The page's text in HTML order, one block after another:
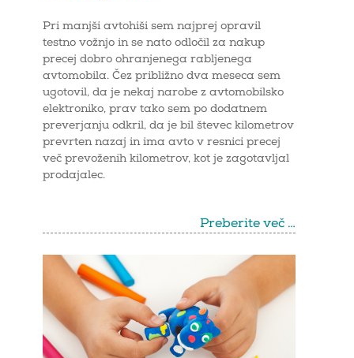
Pri manjši avtohiši sem najprej opravil
testno vožnjo in se nato odločil za nakup
precej dobro ohranjenega rabljenega
avtomobila. Čez približno dva meseca sem
ugotovil, da je nekaj narobe z avtomobilsko
elektroniko, prav tako sem po dodatnem
preverjanju odkril, da je bil števec kilometrov
prevrten nazaj in ima avto v resnici precej
več prevoženih kilometrov, kot je zagotavljal
prodajalec.
Preberite več …